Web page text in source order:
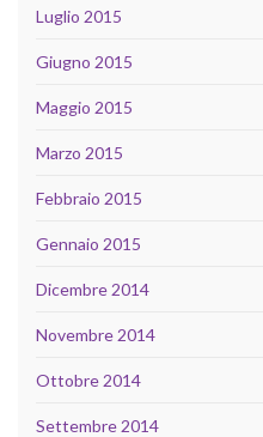
Luglio 2015
Giugno 2015
Maggio 2015
Marzo 2015
Febbraio 2015
Gennaio 2015
Dicembre 2014
Novembre 2014
Ottobre 2014
Settembre 2014